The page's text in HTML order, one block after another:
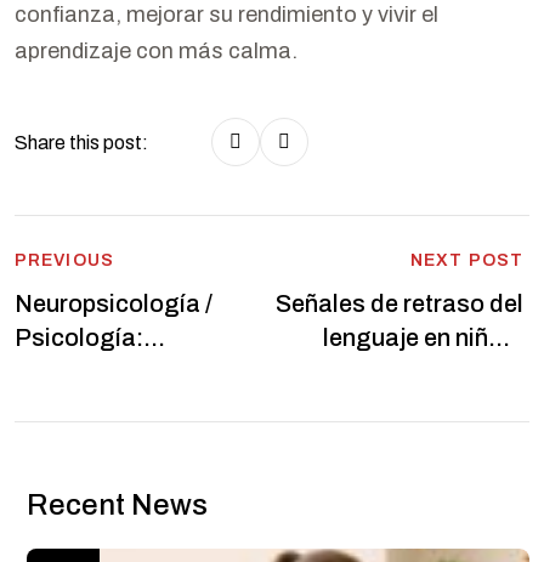
confianza, mejorar su rendimiento y vivir el
aprendizaje con más calma.
Share this post:
Post
navigation
PREVIOUS
Neuropsicología /
Psicología:
NEXT POST
Señales de retraso del
lenguaje en niños:
Recent News